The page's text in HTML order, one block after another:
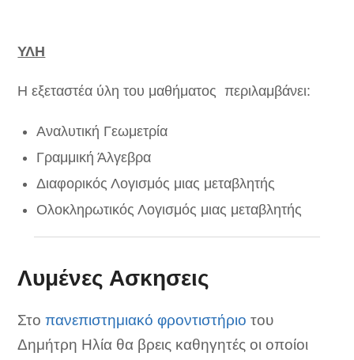
ΥΛΗ
Η εξεταστέα ύλη του μαθήματος περιλαμβάνει:
Αναλυτική Γεωμετρία
Γραμμική Άλγεβρα
Διαφορικός Λογισμός μιας μεταβλητής
Ολοκληρωτικός Λογισμός μιας μεταβλητής
Λυμένες Ασκησεις
Στοπανεπιστημιακό φροντιστήριο του
Δημήτρη Ηλία θα βρεις καθηγητές οι οποίοι